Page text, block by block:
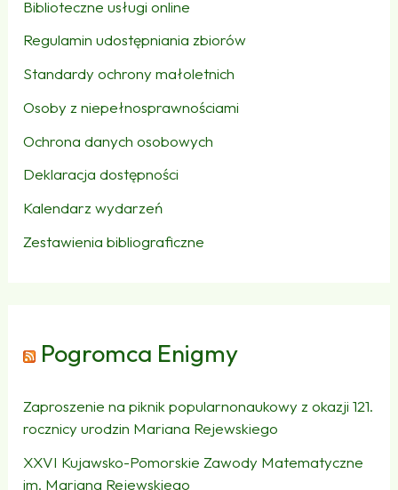
Biblioteczne usługi online
Regulamin udostępniania zbiorów
Standardy ochrony małoletnich
Osoby z niepełnosprawnościami
Ochrona danych osobowych
Deklaracja dostępności
Kalendarz wydarzeń
Zestawienia bibliograficzne
Pogromca Enigmy
Zaproszenie na piknik popularnonaukowy z okazji 121.
rocznicy urodzin Mariana Rejewskiego
XXVI Kujawsko-Pomorskie Zawody Matematyczne
im. Mariana Rejewskiego